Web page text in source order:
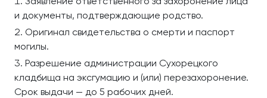
и документы, подтверждающие родство.
Оригинал свидетельства о смерти и паспорт
могилы.
Разрешение администрации Сухорецкого
кладбища на эксгумацию и (или) перезахоронение.
Срок выдачи — до 5 рабочих дней.